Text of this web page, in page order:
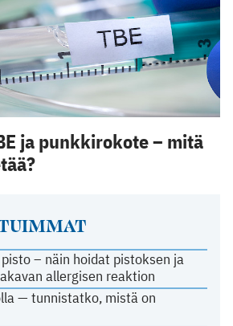
– näin hoidat pistoksen ja
allergisen reaktion
— tunnistatko, mistä on
ja punkkirokote – mitä